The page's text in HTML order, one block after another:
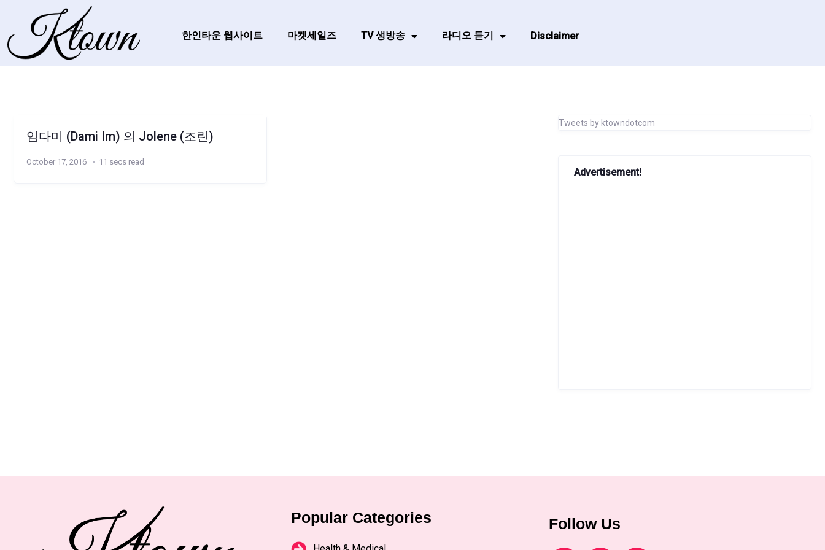
한인타운 웹사이트 마켓세일즈 TV 생방송 라디오 듣기 Disclaimer
임다미 (Dami Im) 의 Jolene (조린)
October 17, 2016 11 secs read
Tweets by ktowndotcom
Advertisement!
Popular Categories Follow Us